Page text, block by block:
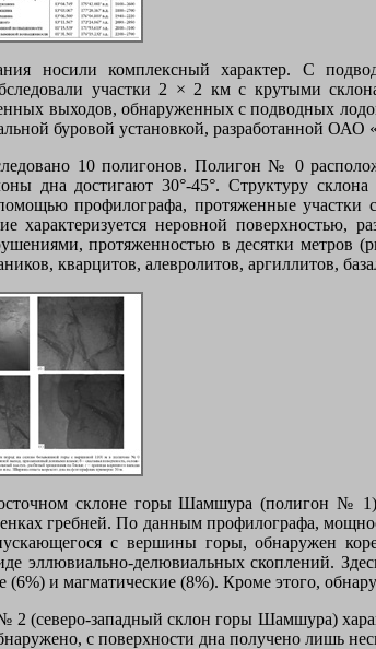
носили комплексный характер. С
участки 2 × 2 км с крутыми
выходов, обнаруженных с подводных
буровой установкой, разработанной ОАО
10 полигонов. Полигон № 0
дна достигают 30°-45°. Структуру
профилографа, протяженные
характеризуется неровной
протяженностью в десятки метров
кварцитов, алевролитов, аргиллитов,
склоне горы Шамшура (полигон № 1)
гребней. По данным профилографа,
с вершины горы, обнаружен
эллювиально-делювиальных скоплений.
(6%) и магматические (8%). Кроме этого,
2 (северо-западный склон горы Шамшура)
с поверхности дна получено лишь